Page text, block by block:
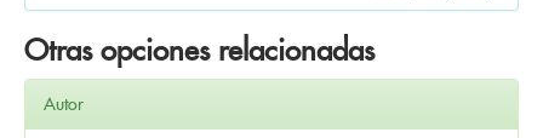
Otras opciones relacionadas
Autor